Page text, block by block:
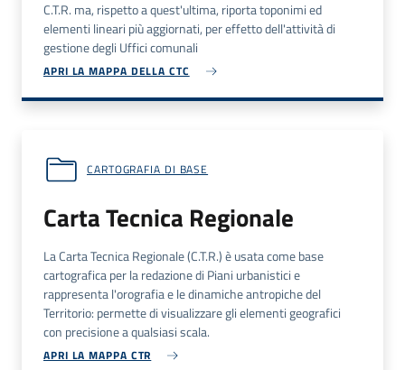
C.T.R. ma, rispetto a quest'ultima, riporta toponimi ed
elementi lineari più aggiornati, per effetto dell'attività di
gestione degli Uffici comunali
APRI LA MAPPA DELLA CTC
CARTOGRAFIA DI BASE
Carta Tecnica Regionale
La Carta Tecnica Regionale (C.T.R.) è usata come base
cartografica per la redazione di Piani urbanistici e
rappresenta l'orografia e le dinamiche antropiche del
Territorio: permette di visualizzare gli elementi geografici
con precisione a qualsiasi scala.
APRI LA MAPPA CTR